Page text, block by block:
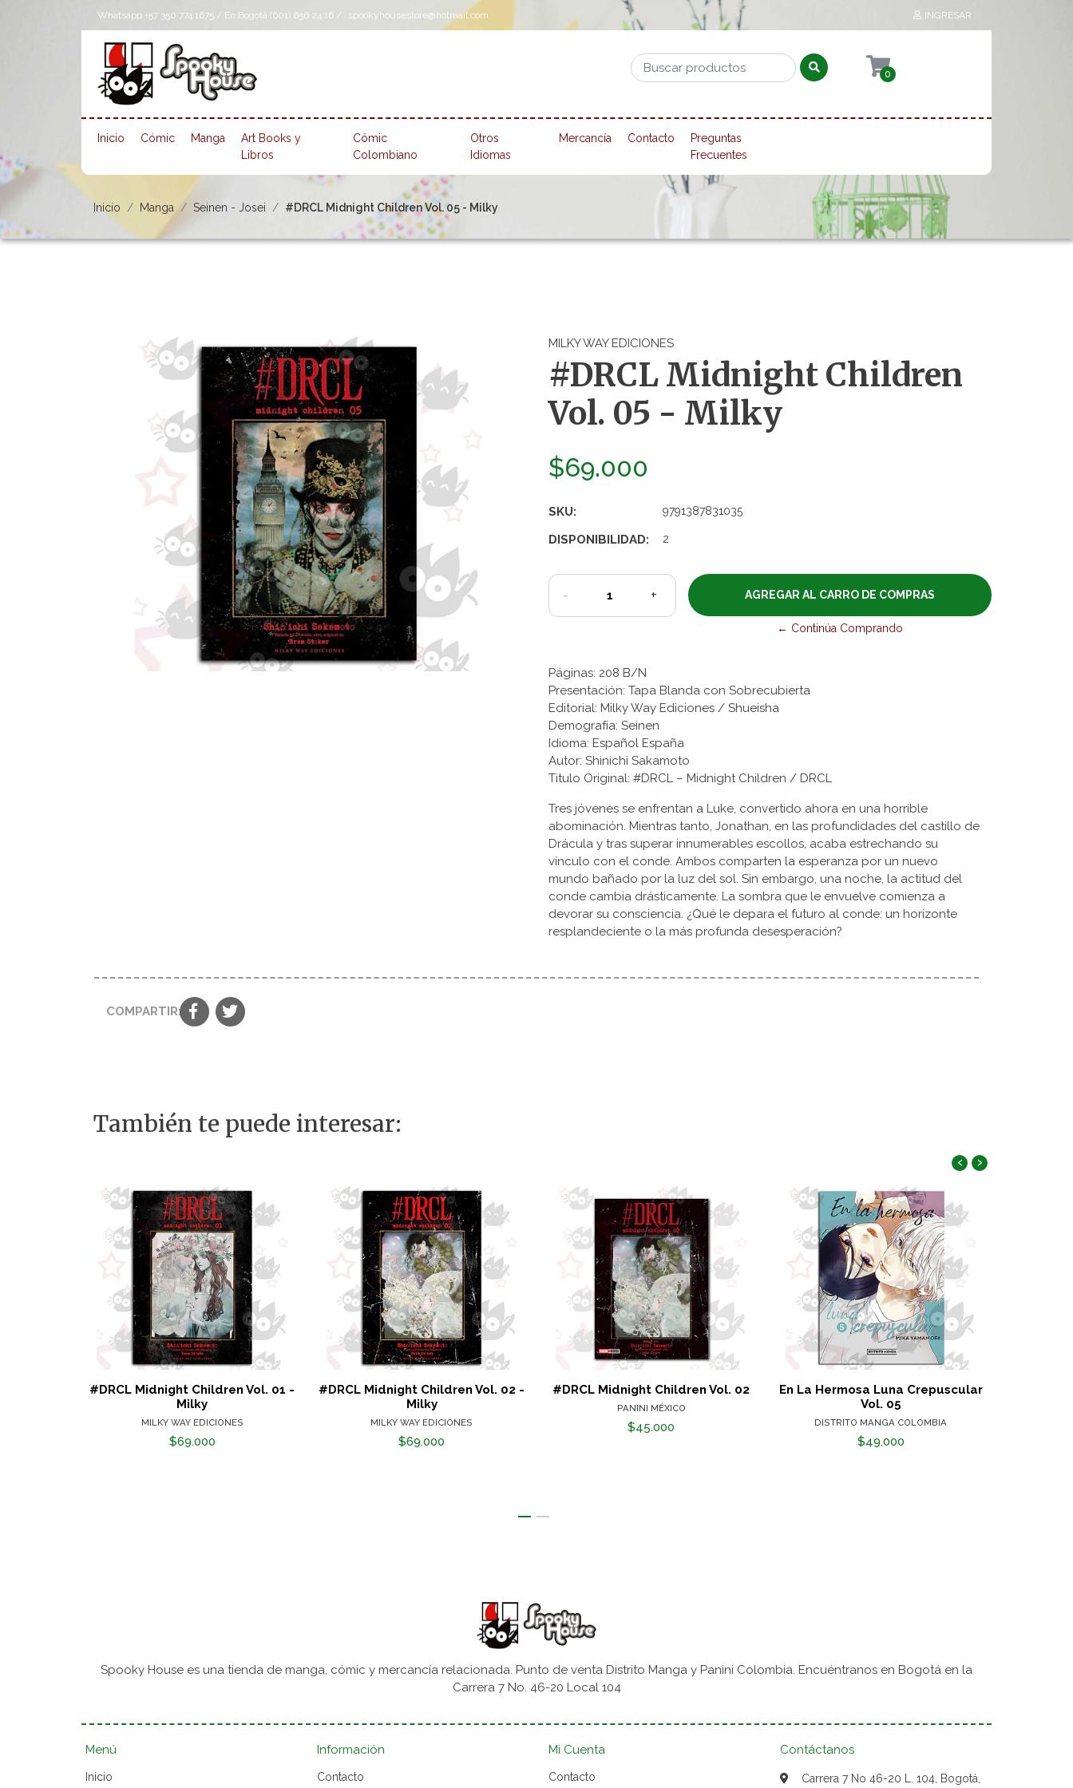
Whatsapp +57 350 774 1675 / En Bogotá (601) 656 24 16 / spookyhousestore@hotmail.com INGRESAR
0
Inicio Cómic Manga
Art Books y
Libros
Cómic
Colombiano
Otros
Idiomas
Mercancía Contacto
Preguntas
Frecuentes
Inicio Manga Seinen - Josei #DRCL Midnight Children Vol. 05 - Milky
MILKY WAY EDICIONES
#DRCL Midnight Children
Vol. 05 - Milky
$69.000
SKU: 9791387831035
DISPONIBILIDAD: 2
- +
← Continúa Comprando
Páginas: 208 B/N
Presentación: Tapa Blanda con Sobrecubierta
Editorial: Milky Way Ediciones / Shueisha
Demografía: Seinen
Idioma: Español España
Autor: Shinichi Sakamoto
Titulo Original: #DRCL – Midnight Children / DRCL
Tres jóvenes se enfrentan a Luke, convertido ahora en una horrible
abominación. Mientras tanto, Jonathan, en las profundidades del castillo de
Drácula y tras superar innumerables escollos, acaba estrechando su
vínculo con el conde. Ambos comparten la esperanza por un nuevo
mundo bañado por la luz del sol. Sin embargo, una noche, la actitud del
conde cambia drásticamente. La sombra que le envuelve comienza a
devorar su consciencia. ¿Qué le depara el futuro al conde: un horizonte
resplandeciente o la más profunda desesperación?
COMPARTIR:
También te puede interesar:
#DRCL Midnight Children Vol. 01 -
Milky
MILKY WAY EDICIONES
$69.000
#DRCL Midnight Children Vol. 02 -
Milky
MILKY WAY EDICIONES
$69.000
#DRCL Midnight Children Vol. 02
PANINI MÉXICO
$45.000
En La Hermosa Luna Crepuscular
Vol. 05
DISTRITO MANGA COLOMBIA
$49.000
‹ ›
Spooky House es una tienda de manga, cómic y mercancía relacionada. Punto de venta Distrito Manga y Panini Colombia. Encuéntranos en Bogotá en la
Carrera 7 No. 46-20 Local 104
Menú
Inicio
Información
Contacto
Mi Cuenta
Contacto
Contáctanos
Carrera 7 No 46-20 L. 104, Bogotá,